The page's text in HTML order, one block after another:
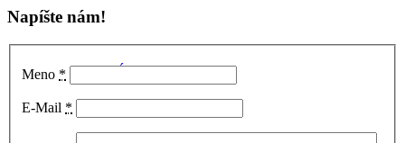
Úrady v Malackách
Napíšte nám!
Meno *
E-Mail *